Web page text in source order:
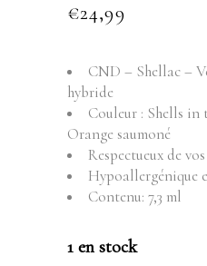
€24,99
CND – Shellac –
hybride
Couleur : Shells in
Orange saumoné
Respectueux de
Hypoallergénique
Contenu: 7,3 ml
1 en stock